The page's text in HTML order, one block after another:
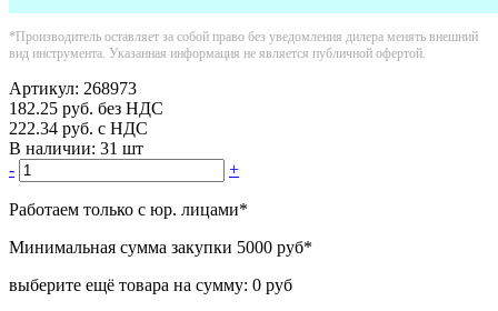
*Производитель оставляет за собой право без уведомления дилера менять внешний
вид инструмента. Указанная информация не является публичной офертой.
Артикул: 268973
182.25 руб. без НДС
222.34 руб. с НДС
В наличии: 31 шт
-
+
Работаем только с юр. лицами*
Минимальная сумма закупки 5000 руб*
выберите ещё товара на сумму: 0 руб